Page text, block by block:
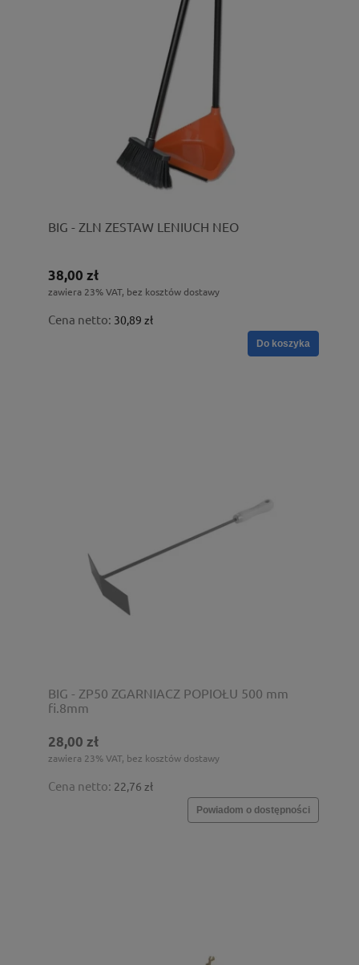
BIG - ZLN ZESTAW LENIUCH NEO
38,00 zł
zawiera 23% VAT, bez kosztów dostawy
Cena netto: 30,89 zł
Do koszyka
BIG - ZP50 ZGARNIACZ POPIOŁU 500 mm
fi.8mm
28,00 zł
zawiera 23% VAT, bez kosztów dostawy
Cena netto: 22,76 zł
Powiadom o dostępności